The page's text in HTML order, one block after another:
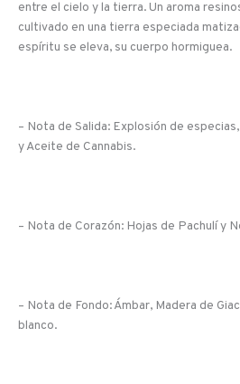
entre el cielo y la tierra. Un aroma
cultivado en una tierra especiada
espíritu se eleva, su cuerpo hormiguea.
– Nota de Salida: Explosión de
y Aceite de Cannabis.
– Nota de Corazón: Hojas de Pachulí y
– Nota de Fondo: Ámbar, Madera de
blanco.